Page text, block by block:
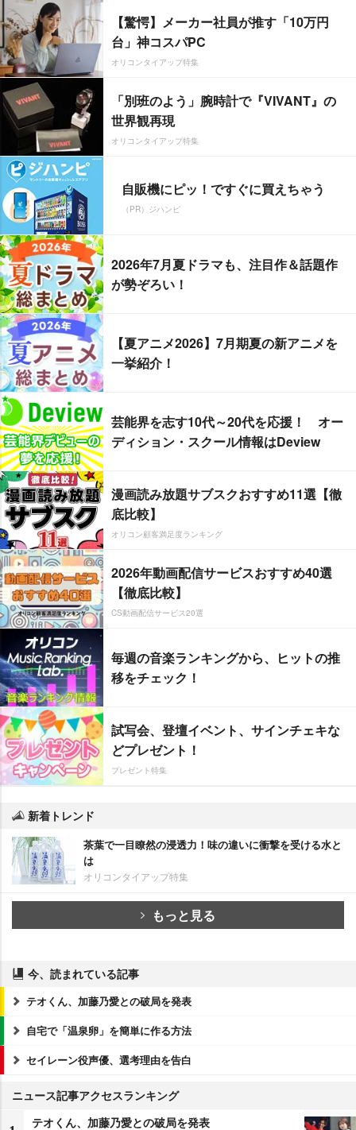
【驚愕】メーカー社員が推す「10万円
台」神コスパPC
オリコンタイアップ特集
「別班のよう」腕時計で『VIVANT』の
世界観再現
オリコンタイアップ特集
自販機にピッ！ですぐに買えちゃう
（PR）ジハンピ
2026年7月夏ドラマも、注目作＆話題作
が勢ぞろい！
【夏アニメ2026】7月期夏の新アニメを
一挙紹介！
芸能界を志す10代～20代を応援！ オー
ディション・スクール情報はDeview
漫画読み放題サブスクおすすめ11選【徹
底比較】
オリコン顧客満足度ランキング
2026年動画配信サービスおすすめ40選
【徹底比較】
CS動画配信サービス20選
毎週の音楽ランキングから、ヒットの推
移をチェック！
試写会、登壇イベント、サインチェキな
どプレゼント！
プレゼント特集
新着トレンド
茶葉で一目瞭然の浸透力！味の違いに衝撃を受ける水と
は
オリコンタイアップ特集
もっと見る
今、読まれている記事
テオくん、加藤乃愛との破局を発表
自宅で「温泉卵」を簡単に作る方法
セイレーン役声優、選考理由を告白
ニュース記事アクセスランキング
テオくん、加藤乃愛との破局を発表